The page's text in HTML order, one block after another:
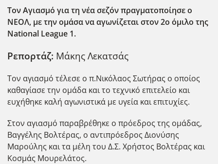
Τον Αγιασμό για τη νέα σεζόν πραγματοποίησε ο
ΝΕΟΛ, με την ομάσα να αγωνίζεται στον 2ο όμιλο της
National League 1.
Ρεπορτάζ: Μάκης Λεκατσάς
Τον αγιασμό τέλεσε ο π.Νικόλαος Σωτήρας ο οποίος
καθαγίασε την ομάδα και το τεχνικό επιτελείο και
ευχήθηκε καλή αγωνιστικά με υγεία και επιτυχίες.
Στον αγιασμό παραβρέθηκε ο πρόεδρος της ομάδας,
Βαγγέλης Βολτέρας, ο αντιπρόεδρος Διονύσης
Μαρούλης και τα μέλη του Δ.Σ. Χρήστος Βολτέρας και
Κοσμάς Μουρελάτος.